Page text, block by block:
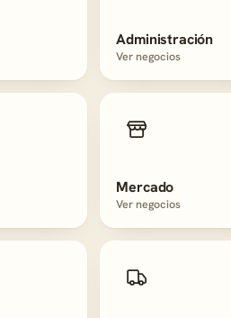
Administración
Ver negocios
Mercado
Ver negocios